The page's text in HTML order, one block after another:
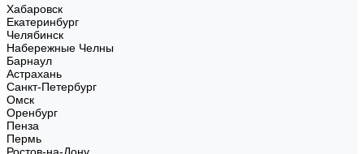
Хабаровск
Екатеринбург
Челябинск
Набережные Челны
Барнаул
Астрахань
Санкт-Петербург
Омск
Оренбург
Пенза
Пермь